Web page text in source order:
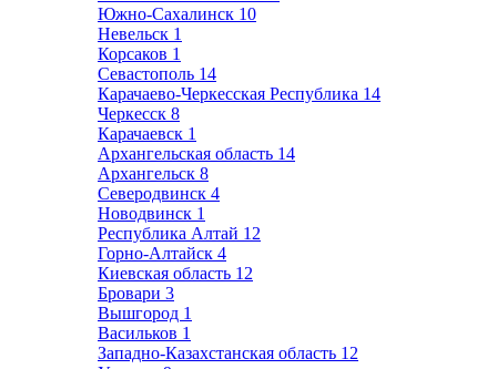
Южно-Сахалинск 10
Невельск 1
Корсаков 1
Севастополь 14
Карачаево-Черкесская Республика 14
Черкесск 8
Карачаевск 1
Архангельская область 14
Архангельск 8
Северодвинск 4
Новодвинск 1
Республика Алтай 12
Горно-Алтайск 4
Киевская область 12
Бровари 3
Вышгород 1
Васильков 1
Западно-Казахстанская область 12